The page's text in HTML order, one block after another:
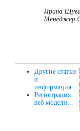
Ирина
Менеджер
Другие статьи
и
информация...
Регистрация
веб модели...